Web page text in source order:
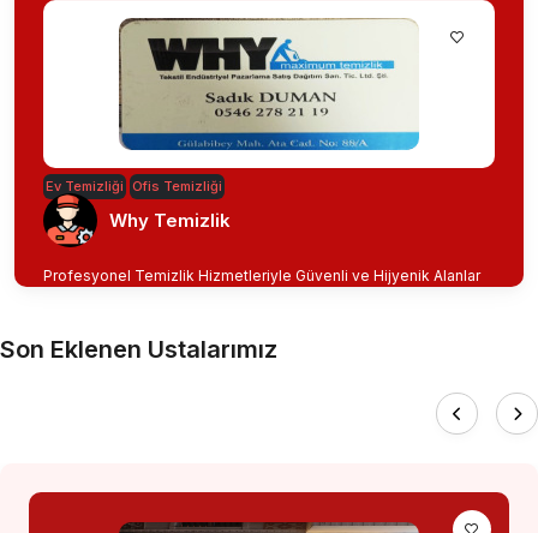
Ev Temizliği Ofis Temizliği
Why Temizlik
Profesyonel Temizlik Hizmetleriyle Güvenli ve Hijyenik Alanlar
Son Eklenen Ustalarımız